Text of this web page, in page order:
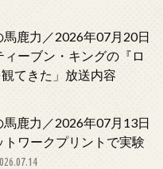
馬鹿力／2026年07月20日
ィーブン・キングの『ロ
てきた」放送内容
馬鹿力／2026年07月13日
トワークプリントで実験